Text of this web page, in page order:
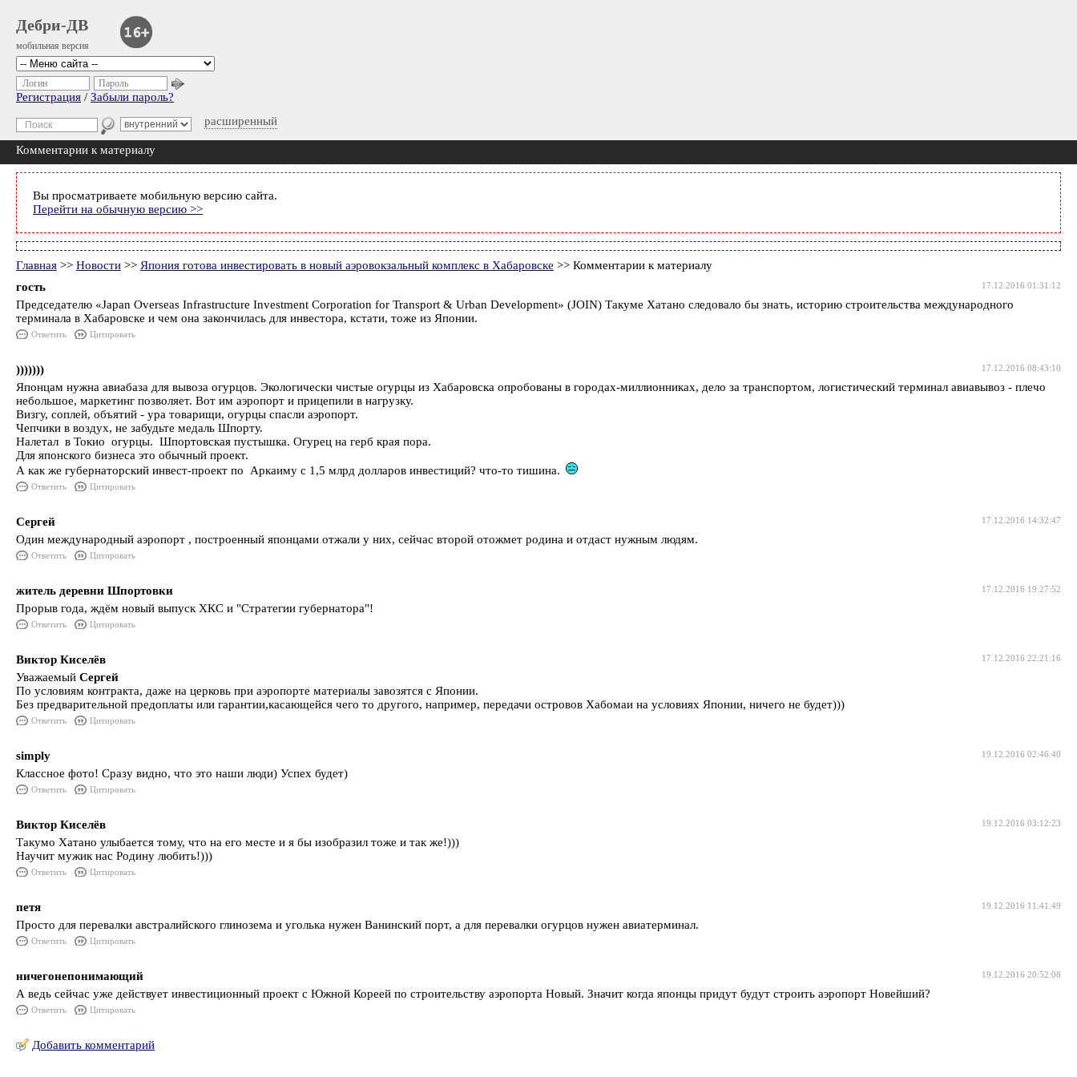
Дебри-ДВ
мобильная версия
расширенный
Логин Пароль
Регистрация / Забыли пароль?
Комментарии к материалу
Вы просматриваете мобильную версию сайта.
Перейти на обычную версию >>
Главная >> Новости >> Япония готова инвестировать в новый аэровокзальный комплекс в Хабаровске >> Комментарии к материалу
17.12.2016 01:31:12
гость
Председателю «Japan Overseas Infrastructure Investment Corporation for Transport & Urban Development» (JOIN) Такуме Хатано следовало бы знать, историю строительства международного
терминала в Хабаровске и чем она закончилась для инвестора, кстати, тоже из Японии.
Ответить Цитировать
17.12.2016 08:43:10
)))))))
Японцам нужна авиабаза для вывоза огурцов. Экологически чистые огурцы из Хабаровска опробованы в городах-миллионниках, дело за транспортом, логистический терминал авиавывоз - плечо
небольшое, маркетинг позволяет. Вот им аэропорт и прицепили в нагрузку.
Визгу, соплей, объятий - ура товарищи, огурцы спасли аэропорт.
Чепчики в воздух, не забудьте медаль Шпорту.
Налетал в Токио огурцы. Шпортовская пустышка. Огурец на герб края пора.
Для японского бизнеса это обычный проект.
А как же губернаторский инвест-проект по Аркаиму с 1,5 млрд долларов инвестиций? что-то тишина.
Ответить Цитировать
17.12.2016 14:32:47
Сергей
Один международный аэропорт , построенный японцами отжали у них, сейчас второй отожмет родина и отдаст нужным людям.
Ответить Цитировать
17.12.2016 19:27:52
житель деревни Шпортовки
Прорыв года, ждём новый выпуск ХКС и "Стратегии губернатора"!
Ответить Цитировать
17.12.2016 22:21:16
Виктор Киселёв
Уважаемый Сергей
По условиям контракта, даже на церковь при аэропорте материалы завозятся с Японии.
Без предварительной предоплаты или гарантии,касающейся чего то другого, например, передачи островов Хабомаи на условиях Японии, ничего не будет)))
Ответить Цитировать
19.12.2016 02:46:40
simply
Классное фото! Сразу видно, что это наши люди) Успех будет)
Ответить Цитировать
19.12.2016 03:12:23
Виктор Киселёв
Такумо Хатано улыбается тому, что на его месте и я бы изобразил тоже и так же!)))
Научит мужик нас Родину любить!)))
Ответить Цитировать
19.12.2016 11:41:49
петя
Просто для перевалки австралийского глинозема и уголька нужен Ванинский порт, а для перевалки огурцов нужен авиатерминал.
Ответить Цитировать
19.12.2016 20:52:08
ничегонепонимающий
А ведь сейчас уже действует инвестиционный проект с Южной Кореей по строительству аэропорта Новый. Значит когда японцы придут будут строить аэропорт Новейший?
Ответить Цитировать
Добавить комментарий